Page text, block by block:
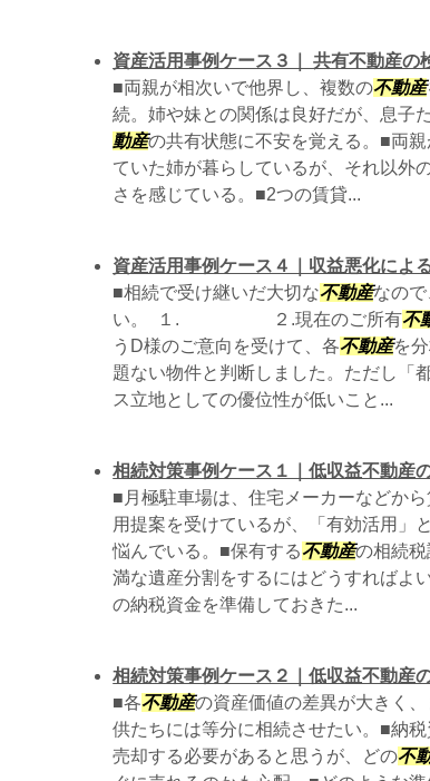
資産活用事例ケース３｜ 共有不動産の
■両親が相次いで他界し、複数の不動産
続。姉や妹との関係は良好だが、息子
動産の共有状態に不安を覚える。■両
ていた姉が暮らしているが、それ以外
さを感じている。■2つの賃貸...
資産活用事例ケース４｜収益悪化によ
■相続で受け継いだ大切な不動産なの
い。 １. ２.現在のご所有不
うD様のご意向を受けて、各不動産を
題ない物件と判断しました。ただし「
ス立地としての優位性が低いこと...
相続対策事例ケース１｜低収益不動産
■月極駐車場は、住宅メーカーなどか
用提案を受けているが、「有効活用」
悩んでいる。■保有する不動産の相続
満な遺産分割をするにはどうすればよ
の納税資金を準備しておきた...
相続対策事例ケース２｜低収益不動産
■各不動産の資産価値の差異が大きく
供たちには等分に相続させたい。■納
売却する必要があると思うが、どの不